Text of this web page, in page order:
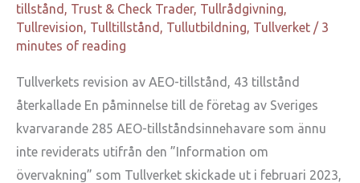
tillstånd , Trust & Check Trader, Tullrådgivning,
Tullrevision, Tulltillstånd , Tullutbildning, Tullverket / 3
minutes of reading
Tullverkets revision av AEO-tillstånd, 43 tillstånd
återkallade En påminnelse till de företag av Sveriges
kvarvarande 285 AEO-tillståndsinnehavare som ännu
inte reviderats utifrån den ”Information om
övervakning” som Tullverket skickade ut i februari 2023,